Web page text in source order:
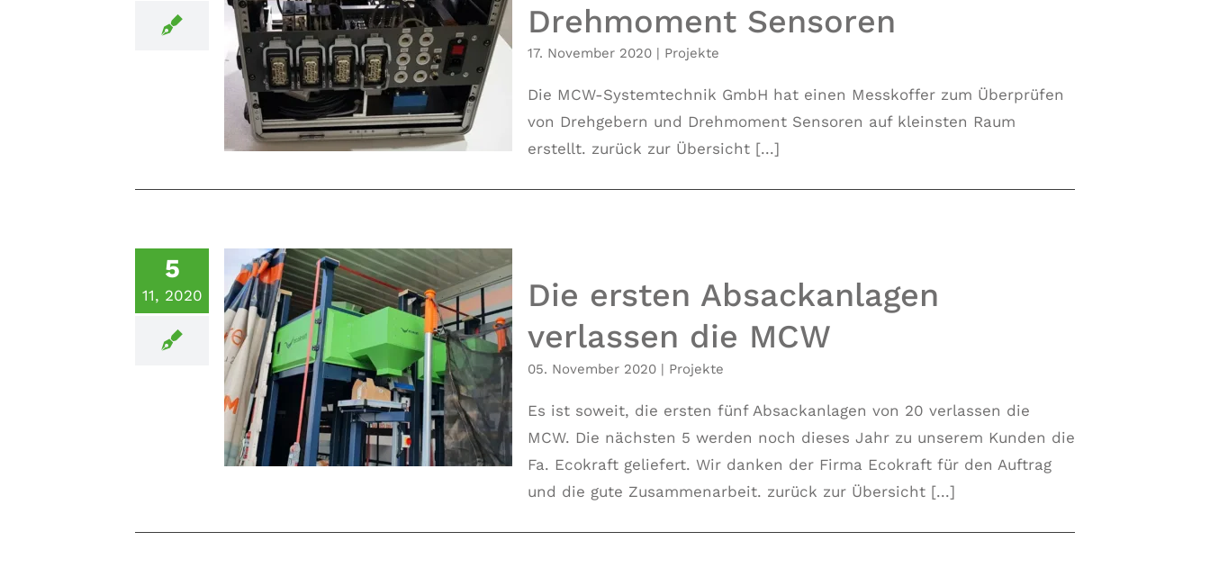
Mobiler Messkoffer für
Drehmoment Sensoren
Drehmoment Sensoren
17. November 2020 Projekte
Die MCW-Systemtechnik GmbH hat einen Messkoffer zum Überprüfen
von Drehgebern und Drehmoment Sensoren auf kleinsten Raum
erstellt. zurück zur Übersicht [...]
5
11, 2020
Die ersten Absackanlagen
verlassen die MCW
Die ersten Absackanlagen
verlassen die MCW
05. November 2020 | Projekte
Es ist soweit, die ersten fünf Absackanlagen von 20 verlassen die
MCW. Die nächsten 5 werden noch dieses Jahr zu unserem Kunden die
Fa. Ecokraft geliefert. Wir danken der Firma Ecokraft für den Auftrag
und die gute Zusammenarbeit. zurück zur Übersicht [...]